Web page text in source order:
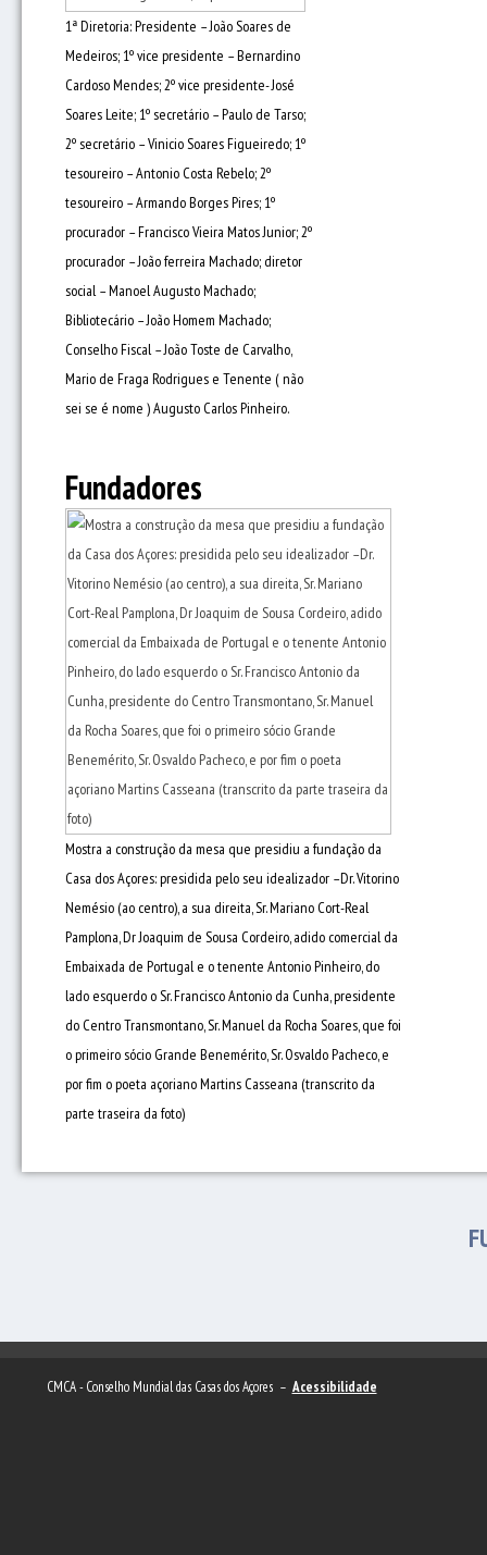
1ª Diretoria: Presidente – João Soares de
Medeiros; 1º vice presidente – Bernardino
Cardoso Mendes; 2º vice presidente- José
Soares Leite; 1º secretário – Paulo de Tarso;
2º secretário – Vinicio Soares Figueiredo; 1º
tesoureiro – Antonio Costa Rebelo; 2º
tesoureiro – Armando Borges Pires; 1º
procurador – Francisco Vieira Matos Junior; 2º
procurador – João ferreira Machado; diretor
social – Manoel Augusto Machado;
Bibliotecário – João Homem Machado;
Conselho Fiscal – João Toste de Carvalho,
Mario de Fraga Rodrigues e Tenente ( não
sei se é nome ) Augusto Carlos Pinheiro.
Fundadores
Mostra a construção da mesa que presidiu a fundação da
Casa dos Açores: presidida pelo seu idealizador –Dr. Vitorino
Nemésio (ao centro), a sua direita, Sr. Mariano Cort-Real
Pamplona, Dr Joaquim de Sousa Cordeiro, adido comercial da
Embaixada de Portugal e o tenente Antonio Pinheiro, do
lado esquerdo o Sr. Francisco Antonio da Cunha, presidente
do Centro Transmontano, Sr. Manuel da Rocha Soares, que foi
o primeiro sócio Grande Benemérito, Sr. Osvaldo Pacheco, e
por fim o poeta açoriano Martins Casseana (transcrito da
parte traseira da foto)
CMCA - Conselho Mundial das Casas dos Açores – Acessibilidade